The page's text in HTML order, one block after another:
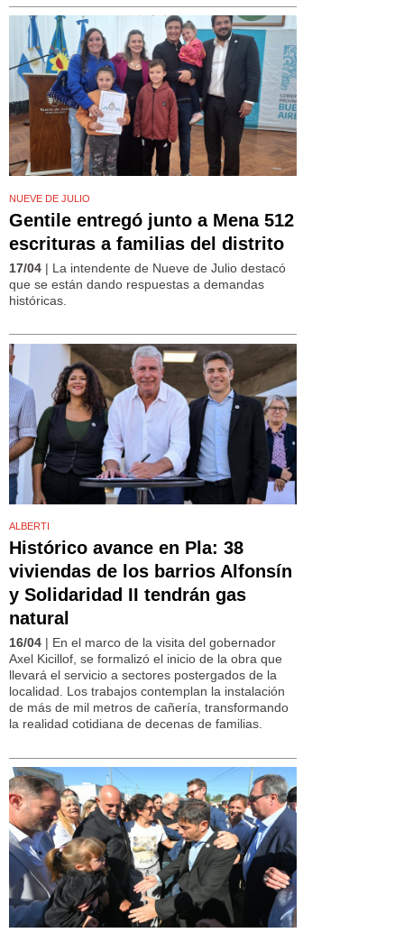
NUEVE DE JULIO
Gentile entregó junto a Mena 512
escrituras a familias del distrito
17/04 | La intendente de Nueve de Julio destacó
que se están dando respuestas a demandas
históricas.
ALBERTI
Histórico avance en Pla: 38
viviendas de los barrios Alfonsín
y Solidaridad II tendrán gas
natural
16/04 | En el marco de la visita del gobernador
Axel Kicillof, se formalizó el inicio de la obra que
llevará el servicio a sectores postergados de la
localidad. Los trabajos contemplan la instalación
de más de mil metros de cañería, transformando
la realidad cotidiana de decenas de familias.